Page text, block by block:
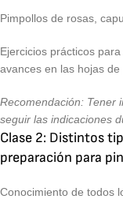
Pimpollos de rosas,
Ejercicios prácticos
avances en las hojas de
Recomendación: Tener
seguir las indicaciones
Clase 2: Distintos
preparación para
Conocimiento de todos